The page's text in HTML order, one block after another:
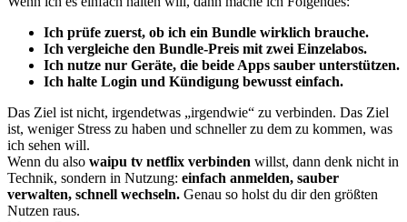
Ich prüfe zuerst, ob ich ein Bundle wirklich brauche.
Ich vergleiche den Bundle-Preis mit zwei Einzelabos.
Ich nutze nur Geräte, die beide Apps sauber unterstützen.
Ich halte Login und Kündigung bewusst einfach.
Das Ziel ist nicht, irgendetwas „irgendwie“ zu verbinden. Das Ziel
ist, weniger Stress zu haben und schneller zu dem zu kommen, was
ich sehen will.
Wenn du also waipu tv netflix verbinden willst, dann denk nicht in
Technik, sondern in Nutzung: einfach anmelden, sauber
verwalten, schnell wechseln. Genau so holst du dir den größten
Nutzen raus.